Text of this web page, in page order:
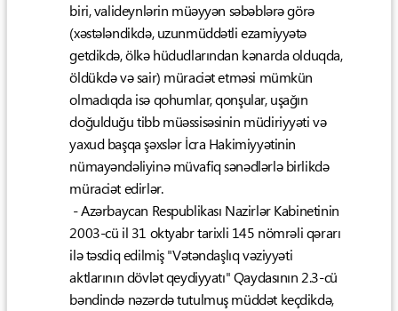
biri, valideynlərin müəyyən səbəblərə görə
(xəstələndikdə, uzunmüddətli ezamiyyətə
getdikdə, ölkə hüdudlarından kənarda olduqda,
öldükdə və sair) müraciət etməsi mümkün
olmadıqda isə qohumlar, qonşular, uşağın
doğulduğu tibb müəssisəsinin müdiriyyəti və
yaxud başqa şəxslər İcra Hakimiyyətinin
nümayəndəliyinə müvafiq sənədlərlə birlikdə
müraciət edirlər.
- Azərbaycan Respublikası Nazirlər Kabinetinin
2003-cü il 31 oktyabr tarixli 145 nömrəli qərarı
ilə təsdiq edilmiş "Vətəndaşlıq vəziyyəti
aktlarının dövlət qeydiyyatı" Qaydasının 2.3-cü
bəndində nəzərdə tutulmuş müddət keçdikdə,